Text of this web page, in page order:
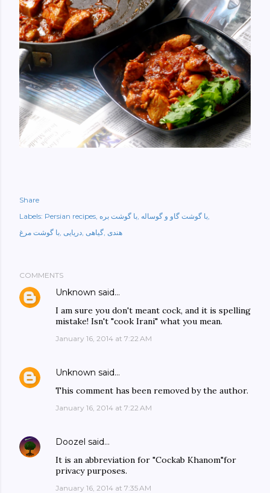
Share
Labels: Persian recipes با گوشت بره با گوشت گاو و گوساله
با گوشت مرغ دریایی گیاهی هندی
COMMENTS
Unknown said…
I am sure you don't meant cock, and it is spelling
mistake! Isn't "cook Irani" what you mean.
January 16, 2014 at 7:22 AM
Unknown said…
This comment has been removed by the author.
January 16, 2014 at 7:22 AM
Doozel said…
It is an abbreviation for "Cockab Khanom"for
privacy purposes.
January 16, 2014 at 7:35 AM